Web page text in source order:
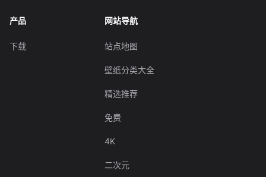
产品
下载
网站导航
站点地图
壁纸分类大全
精选推荐
免费
4K
二次元